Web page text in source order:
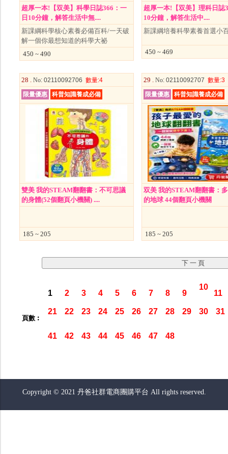
超厚一本!【双美】科學日誌366：一
日10分鐘，解答生活中無....
新課綱科學核心素養必備百科/一天破
解一個你最想知道的科學大祕
450 ~ 490
超厚一本!【双美】理科日誌
10分鐘，解答生活中....
新課綱培養科學素養首選小
450 ~ 469
28 . No: 02110092706 數量:4
限量優惠
科普知識養成必備
雙美 我的STEAM翻翻書：不可思議
的身體(52個翻頁小機關) ....
185 ~ 205
29 . No: 02110092707 數量:3
限量優惠
科普知識養成必備
双美 我的STEAM翻翻書：
的地球 44個翻頁小機關
185 ~ 205
頁數︰
1 2 3 4 5 6 7 8 9
10
11
21 22 23 24 25 26 27 28 29 30 31
41 42 43 44 45 46 47 48
Copyright © 2021 丹爸社群電商團購平台 All rights reserved.